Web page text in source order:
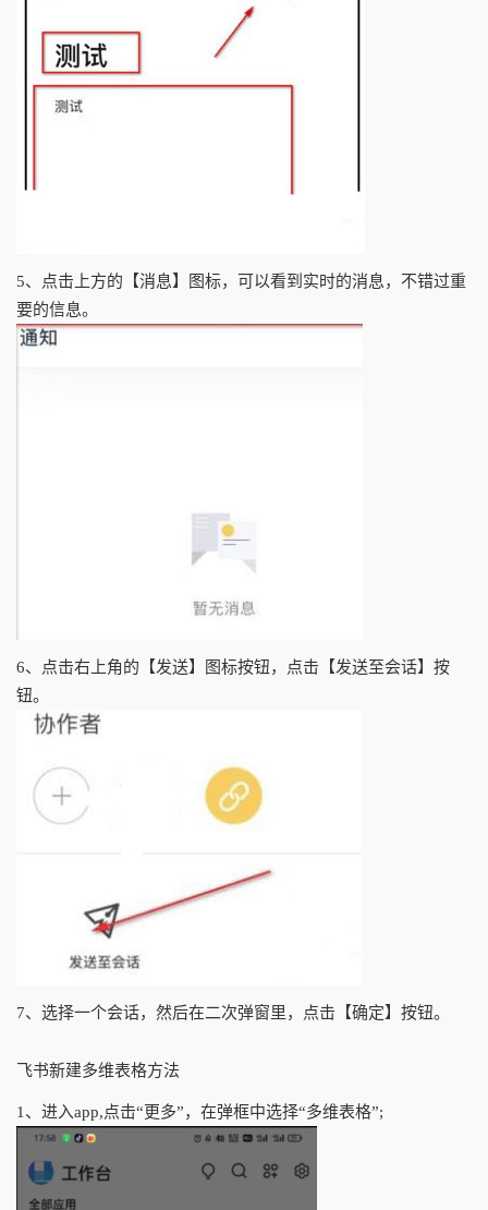
5、点击上方的【消息】图标，可以看到实时的消息，不错过重
要的信息。
6、点击右上角的【发送】图标按钮，点击【发送至会话】按
钮。
7、选择一个会话，然后在二次弹窗里，点击【确定】按钮。
飞书新建多维表格方法
1、进入app,点击“更多”，在弹框中选择“多维表格”;